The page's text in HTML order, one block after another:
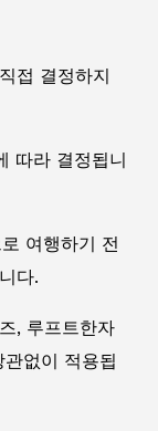
접 결정하지
따라 결정됩니
여행하기 전
다.
, 루프트한자
없이 적용됩